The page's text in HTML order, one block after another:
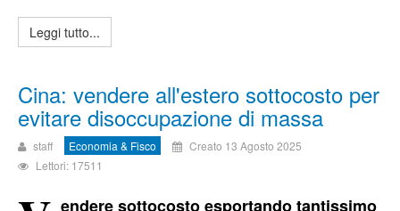
Leggi tutto...
Cina: vendere all'estero sottocosto per
evitare disoccupazione di massa
staff Economia & Fisco
Creato 13 Agosto 2025
Lettori: 17511
endere sottocosto esportando tantissimo